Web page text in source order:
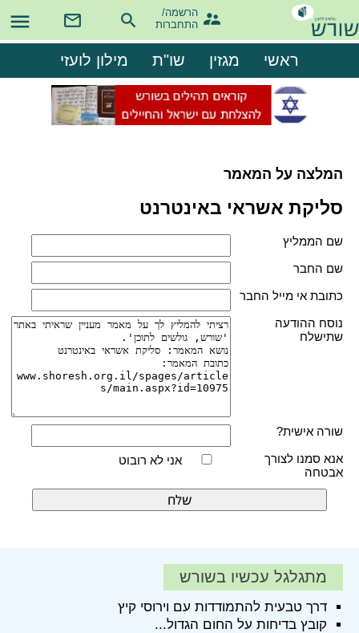

הרשמה/
התחברות
ראשי מגזין שו"ת מילון לועזי
המלצה על המאמר
סליקת אשראי באינטרנט
שם הממליץ
שם החבר
כתובת אי מייל החבר
נוסח ההודעה
שתישלח
שורה אישית?
אנא סמנו לצורך
אבטחה
אני לא רובוט
מתגלגל עכשיו בשורש
דרך טבעית להתמודדות עם וירוסי קיץ
קובץ בדיחות על החום הגדול...